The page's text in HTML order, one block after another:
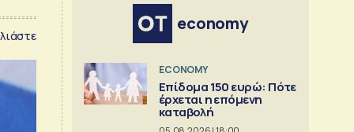
economy
ECONOMY
Επίδομα 150 ευρώ: Πότε
έρχεται η επόμενη
καταβολή